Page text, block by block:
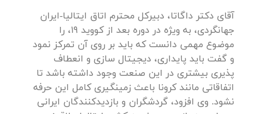
آقای دکتر داگاتا، دبیرکل محترم اتاق ایتالیا-ایران
جهانگردی، به ویژه در دوره بعد از کووید 19، را
موضوع مهمی دانست که باید بر روی آن تمرکز نمود
و گفت باید پایداری، دیجیتال سازی و انعطاف
پذیری بیشتری در این صنعت وجود داشته باشد تا
اتفاقاتی مانند کرونا باعث زمینگیری کامل این حرفه
نشود. وی افزود، گردشگران و بازدیدکنندگان ایرانی